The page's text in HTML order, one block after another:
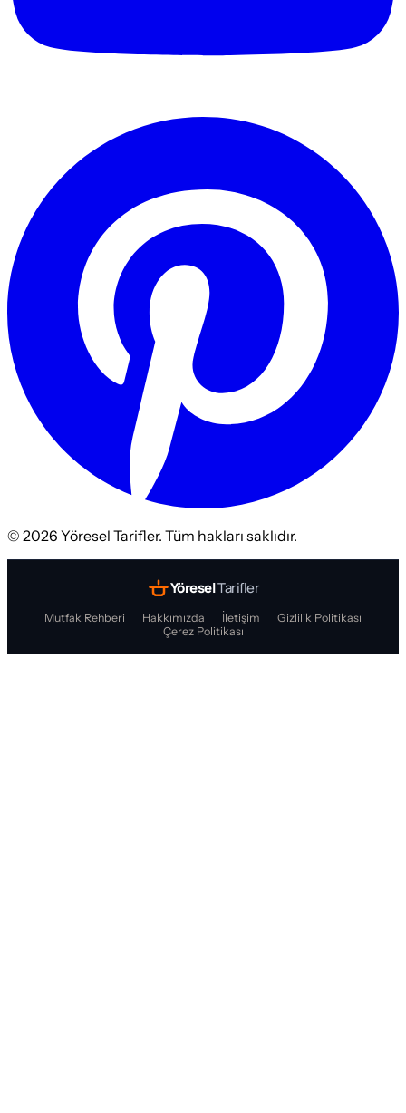
© 2026 Yöresel Tarifler. Tüm hakları saklıdır.
YöreselTarifler
Mutfak Rehberi Hakkımızda İletişim
Gizlilik Politikası
Çerez Politikası